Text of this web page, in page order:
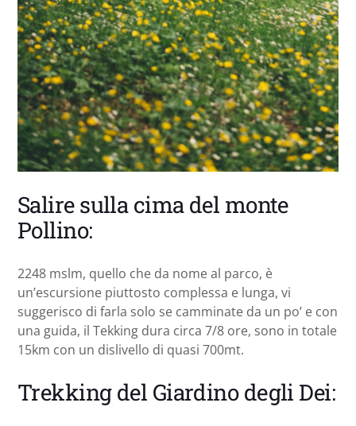
Salire sulla cima del monte
Pollino:
2248 mslm, quello che da nome al parco, è
un’escursione piuttosto complessa e lunga, vi
suggerisco di farla solo se camminate da un po’ e con
una guida, il Tekking dura circa 7/8 ore, sono in totale
15km con un dislivello di quasi 700mt.
Trekking del Giardino degli Dei: